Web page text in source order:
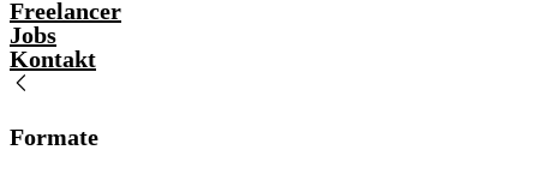
Freelancer
Jobs
Kontakt
Formate